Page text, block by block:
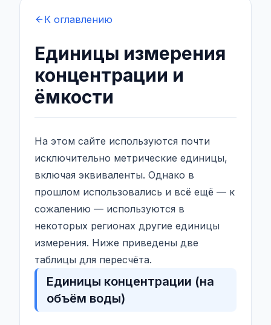
К оглавлению
Единицы измерения
концентрации и
ёмкости
На этом сайте используются почти
исключительно метрические единицы,
включая эквиваленты. Однако в
прошлом использовались и всё ещё — к
сожалению — используются в
некоторых регионах другие единицы
измерения. Ниже приведены две
таблицы для пересчёта.
Единицы концентрации (на
объём воды)